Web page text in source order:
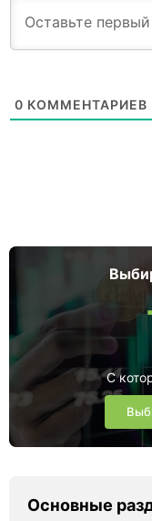
0 КОММЕНТАРИЕВ
С
Основные